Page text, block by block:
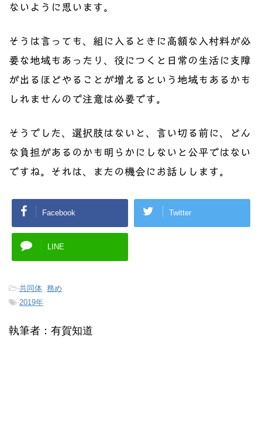
ないように思います。
そうは言っても、組に入るときに高額な入村料が必
要な地域もあったり、役につくと日常の生活に支障
が出るほどやることが増えるという地域もあるかも
しれませんので注意は必要です。
そうでした、選択肢はないと、言い切る前に、どん
な負担があるのかも明らかにしないと公平ではない
ですね。それは、またの機会にお話しします。
Facebook Twitter
LINE
-共同体 務め
-2019年
執筆者：有賀知道